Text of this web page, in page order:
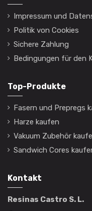
Impressum und
Politik von Cookies
Sichere Zahlung
Bedingungen für den
Top-Produkte
Fasern und Prepregs
Harze kaufen
Vakuum Zubehör
Sandwich Cores
Kontakt
Resinas Castro S. L.